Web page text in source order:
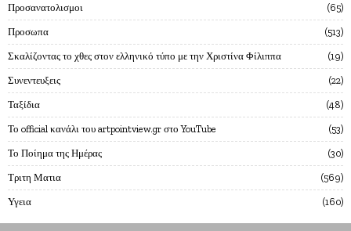
Προσανατολισμοι 65
Προσωπα 513
Σκαλίζοντας το χθες στον ελληνικό τύπο με την Χριστίνα Φίλιππα 19
Συνεντευξεις 22
Ταξίδια 48
Το official κανάλι του artpointview.gr στο YouTube 53
Το Ποίημα της Ημέρας 30
Τριτη Ματια 569
Υγεια 160